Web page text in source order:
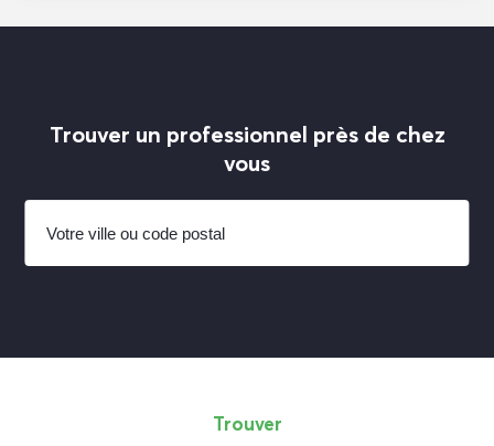
Trouver un professionnel près de chez
vous
Trouver